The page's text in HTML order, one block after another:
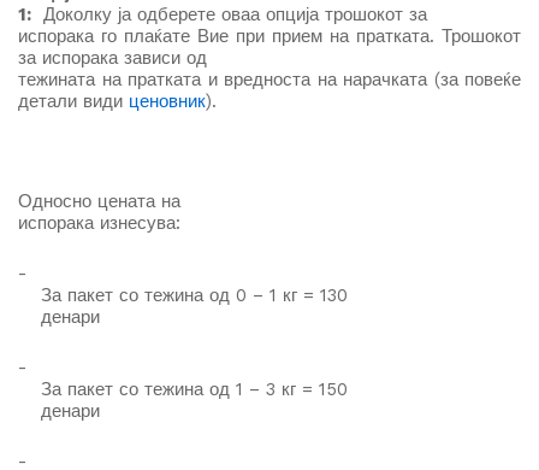
1: Доколку ја одберете оваа опција трошокот за
испорака го плаќате Вие при прием на пратката. Трошокот
за испорака зависи од
тежината на пратката и вредноста на нарачката (за повеќе
детали види ценовник).
Односно цената на
испорака изнесува:
-
За пакет со тежина од 0 – 1 кг = 130
денари
-
За пакет со тежина од 1 – 3 кг = 150
денари
-